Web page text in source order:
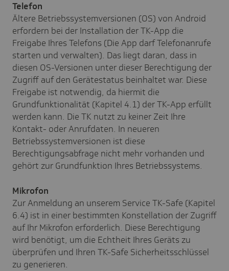
Telefon
Ältere Betriebssystemversionen (OS) von Android
erfordern bei der Installation der TK-App die
Freigabe Ihres Telefons (Die App darf Telefonanrufe
starten und verwalten). Das liegt daran, dass in
diesen OS-Versionen unter dieser Berechtigung der
Zugriff auf den Gerätestatus beinhaltet war. Diese
Freigabe ist notwendig, da hiermit die
Grundfunktionalität (Kapitel 4.1) der TK-App erfüllt
werden kann. Die TK nutzt zu keiner Zeit Ihre
Kontakt- oder Anrufdaten. In neueren
Betriebssystemversionen ist diese
Berechtigungsabfrage nicht mehr vorhanden und
gehört zur Grundfunktion Ihres Betriebssystems.
Mikrofon
Zur Anmeldung an unserem Service TK-Safe (Kapitel
6.4) ist in einer bestimmten Konstellation der Zugriff
auf Ihr Mikrofon erforderlich. Diese Berechtigung
wird benötigt, um die Echtheit Ihres Geräts zu
überprüfen und Ihren TK-Safe Sicherheitsschlüssel
zu generieren.